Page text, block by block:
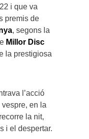
i que va
premis de
, segons la
Millor Disc
la prestigiosa
l’acció
en la
la nit,
i el despertar.